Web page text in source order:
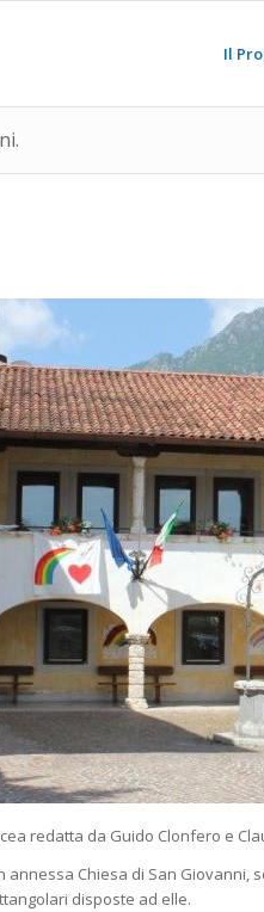
Il
redatta da Guido Clonfero e
annessa Chiesa di San Giovanni,
disposte ad elle.